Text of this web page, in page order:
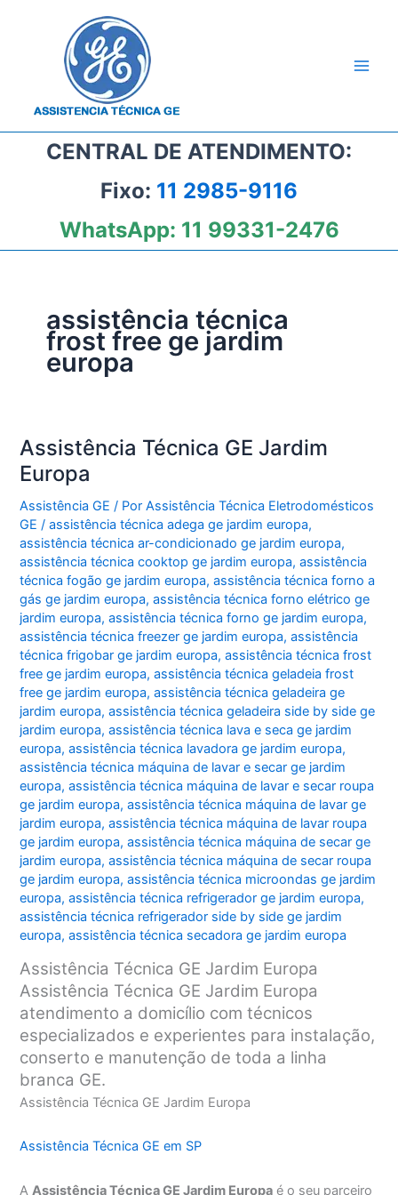
CENTRAL DE ATENDIMENTO:
Fixo: 11 2985-9116
WhatsApp: 11 99331-2476
assistência técnica
frost free ge jardim
europa
Assistência Técnica GE Jardim
Europa
Assistência GE / PorAssistência Técnica Eletrodomésticos
GE/assistência técnica adega ge jardim europa,
assistência técnica ar-condicionado ge jardim europa,
assistência técnica cooktop ge jardim europa,assistência
técnica fogão ge jardim europa,assistência técnica forno a
gás ge jardim europa,assistência técnica forno elétrico ge
jardim europa,assistência técnica forno ge jardim europa,
assistência técnica freezer ge jardim europa,assistência
técnica frigobar ge jardim europa,assistência técnica frost
free ge jardim europa,assistência técnica geladeia frost
free ge jardim europa,assistência técnica geladeira ge
jardim europa,assistência técnica geladeira side by side ge
jardim europa,assistência técnica lava e seca ge jardim
europa,assistência técnica lavadora ge jardim europa,
assistência técnica máquina de lavar e secar ge jardim
europa,assistência técnica máquina de lavar e secar roupa
ge jardim europa,assistência técnica máquina de lavar ge
jardim europa,assistência técnica máquina de lavar roupa
ge jardim europa,assistência técnica máquina de secar ge
jardim europa,assistência técnica máquina de secar roupa
ge jardim europa,assistência técnica microondas ge jardim
europa,assistência técnica refrigerador ge jardim europa,
assistência técnica refrigerador side by side ge jardim
europa,assistência técnica secadora ge jardim europa
Assistência Técnica GE Jardim Europa
Assistência Técnica GE Jardim Europa
atendimento a domicílio com técnicos
especializados e experientes para instalação,
conserto e manutenção de toda a linha
branca GE.
Assistência Técnica GE Jardim Europa
Assistência Técnica GE em SP
AAssistência Técnica GE Jardim Europa é o seu parceiro